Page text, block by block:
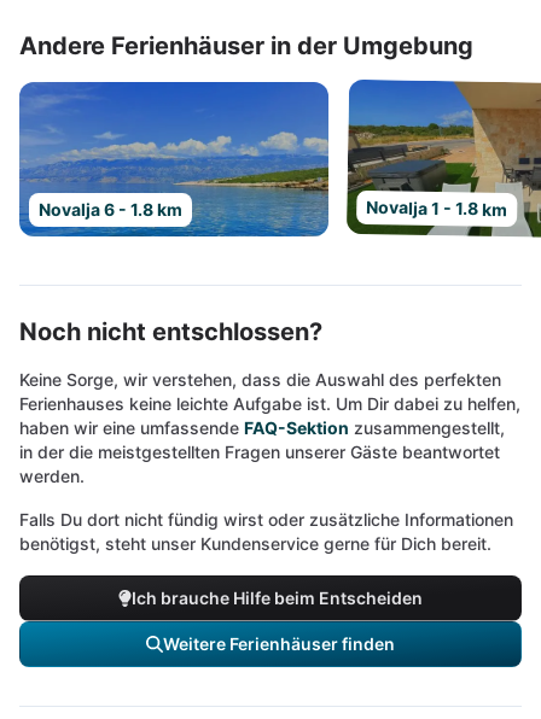
Andere Ferienhäuser in der Umgebung
Novalja 6 - 1.8 km Novalja 1 - 1.8 km
Noch nicht entschlossen?
Keine Sorge, wir verstehen, dass die Auswahl des perfekten
Ferienhauses keine leichte Aufgabe ist. Um Dir dabei zu helfen,
haben wir eine umfassende FAQ-Sektion zusammengestellt,
in der die meistgestellten Fragen unserer Gäste beantwortet
werden.
Falls Du dort nicht fündig wirst oder zusätzliche Informationen
benötigst, steht unser Kundenservice gerne für Dich bereit.
Ich brauche Hilfe beim Entscheiden
Weitere Ferienhäuser finden